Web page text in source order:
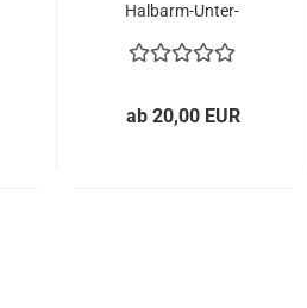
Halbarm-​​Un­ter­
ab 20,00 EUR